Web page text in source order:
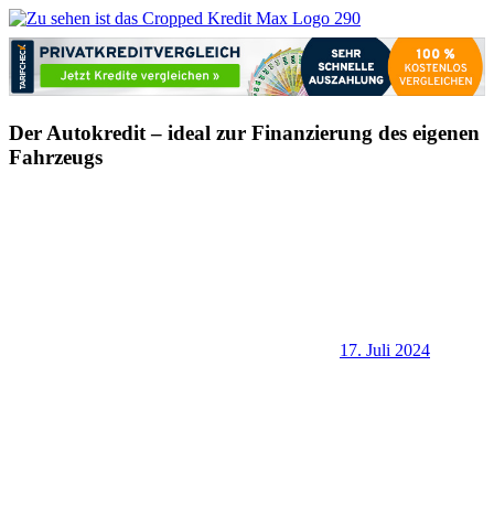
Zum
Inhalt
springen
Kredit-
Max.com
Online
Kredit
–
schnell
&
Der Autokredit – ideal zur Finanzierung des eigenen
Fahrzeugs
17. Juli 2024